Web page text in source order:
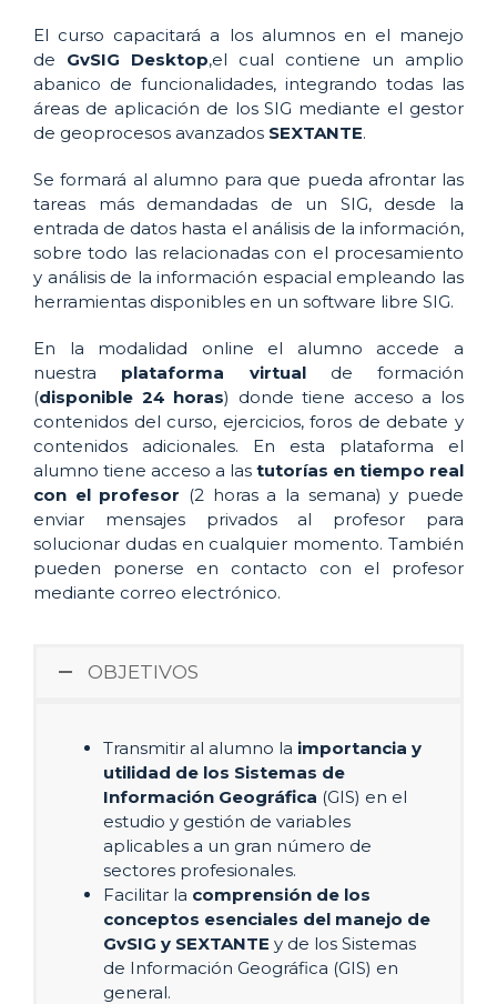
El curso capacitará a los alumnos en el manejo
de GvSIG Desktop,el cual contiene un amplio
abanico de funcionalidades, integrando todas las
áreas de aplicación de los SIG mediante el gestor
de geoprocesos avanzados SEXTANTE.
Se formará al alumno para que pueda afrontar las
tareas más demandadas de un SIG, desde la
entrada de datos hasta el análisis de la información,
sobre todo las relacionadas con el procesamiento
y análisis de la información espacial empleando las
herramientas disponibles en un software libre SIG.
En la modalidad online el alumno accede a
nuestra plataforma virtualde formación
(disponible 24 horas) donde tiene acceso a los
contenidos del curso, ejercicios, foros de debate y
contenidos adicionales. En esta plataforma el
alumno tiene acceso a las tutorías en tiempo real
con el profesor (2 horas a la semana) y puede
enviar mensajes privados al profesor para
solucionar dudas en cualquier momento. También
pueden ponerse en contacto con el profesor
mediante correo electrónico.
OBJETIVOS
Transmitir al alumno la importancia y
utilidad de los Sistemas de
Información Geográfica (GIS) en el
estudio y gestión de variables
aplicables a un gran número de
sectores profesionales.
Facilitar la comprensión de los
conceptos esenciales del manejo de
GvSIG y SEXTANTE y de los Sistemas
de Información Geográfica (GIS) en
general.